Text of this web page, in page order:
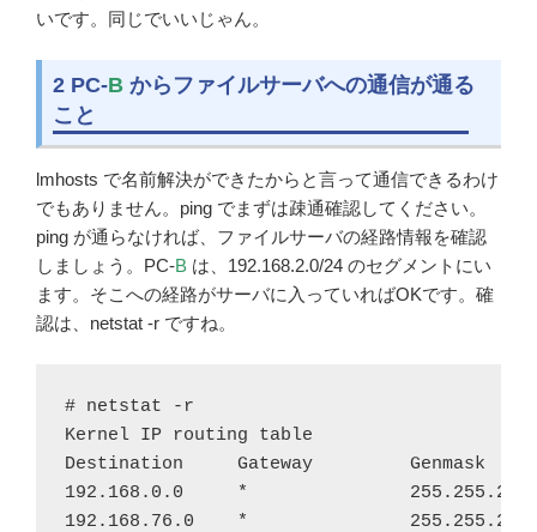
いです。同じでいいじゃん。
2 PC-B からファイルサーバへの通信が通る
こと
lmhosts で名前解決ができたからと言って通信できるわけ
でもありません。ping でまずは疎通確認してください。
ping が通らなければ、ファイルサーバの経路情報を確認
しましょう。PC-B は、192.168.2.0/24 のセグメントにい
ます。そこへの経路がサーバに入っていればOKです。確
認は、netstat -r ですね。
# netstat -r
Kernel IP routing table
Destination     Gateway         Genmask
192.168.0.0     *
192.168.76.0    *